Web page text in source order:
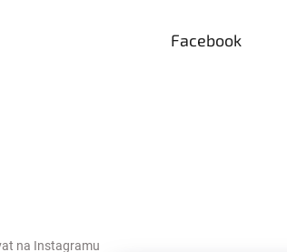
na Instagramu
Facebook